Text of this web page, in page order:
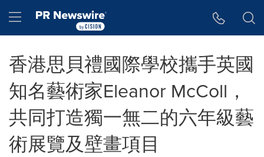
Hamburger menu
香港思貝禮國際學校攜手英國
知名藝術家Eleanor McColl，
共同打造獨一無二的六年級藝
術展覽及壁畫項目